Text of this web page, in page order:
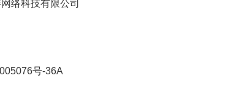
络科技有限公司
号-36A